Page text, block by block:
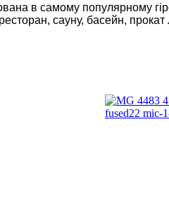
в самому популярному
сауну, басейн, прокат